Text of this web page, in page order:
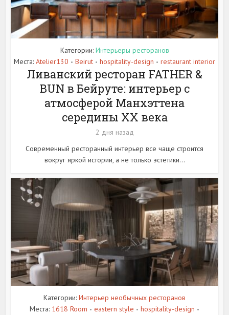
Категории: Интерьеры ресторанов
Места: Atelier130 • Beirut • hospitality-design • restaurant interior
Ливанский ресторан FATHER &
BUN в Бейруте: интерьер с
атмосферой Манхэттена
середины XX века
2 дня назад
Современный ресторанный интерьер все чаще строится
вокруг яркой истории, а не только эстетики...
Категории: Интерьер необычных ресторанов
Места: 1618 Room • eastern style • hospitality-design •